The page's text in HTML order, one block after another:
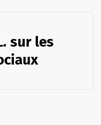
sur les